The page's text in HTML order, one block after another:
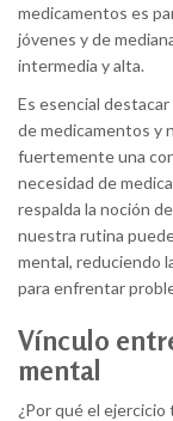
medicamentos es
jóvenes y de
intermedia y alta.
Es esencial
de medicamentos y
fuertemente una
necesidad de
respalda la noción
nuestra rutina
mental, reduciendo
para enfrentar
Vínculo
mental
¿Por qué el